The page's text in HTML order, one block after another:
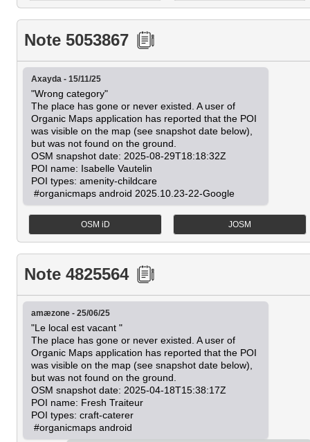
Note 5053867
Axayda - 15/11/25
"Wrong category"
The place has gone or never existed. A user of
Organic Maps application has reported that the POI
was visible on the map (see snapshot date below),
but was not found on the ground.
OSM snapshot date: 2025-08-29T18:18:32Z
POI name: Isabelle Vautelin
POI types: amenity-childcare
#organicmaps android 2025.10.23-22-Google
OSM iD JOSM
Note 4825564
amæzone - 25/06/25
"Le local est vacant "
The place has gone or never existed. A user of
Organic Maps application has reported that the POI
was visible on the map (see snapshot date below),
but was not found on the ground.
OSM snapshot date: 2025-04-18T15:38:17Z
POI name: Fresh Traiteur
POI types: craft-caterer
#organicmaps android